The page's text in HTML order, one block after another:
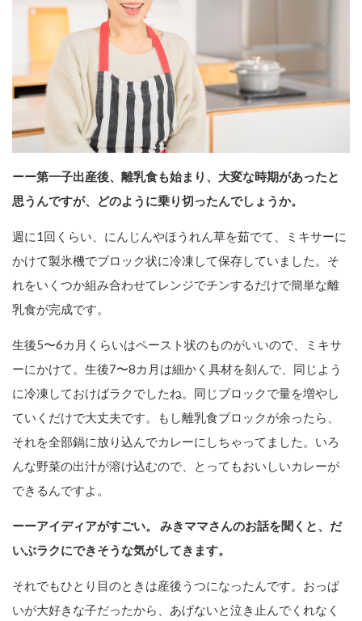
ーー第一子出産後、離乳食も始まり、大変な時期があったと
思うんですが、どのように乗り切ったんでしょうか。
週に1回くらい、にんじんやほうれん草を茹でて、ミキサーに
かけて製氷機でブロック状に冷凍して保存していました。そ
れをいくつか組み合わせてレンジでチンするだけで簡単な離
乳食が完成です。
生後5〜6カ月くらいはペースト状のものがいいので、ミキサ
ーにかけて。生後7〜8カ月は細かく具材を刻んで、同じよう
に冷凍しておけばラクでしたね。同じブロックで量を増やし
ていくだけで大丈夫です。もし離乳食ブロックが余ったら、
それを全部鍋に放り込んでカレーにしちゃってました。いろ
んな野菜の出汁が溶け込むので、とってもおいしいカレーが
できるんですよ。
ーーアイディアがすごい。 みきママさんのお話を聞くと、だ
いぶラクにできそうな気がしてきます。
それでもひとり目のときは産後うつになったんです。おっぱ
いが大好きな子だったから、あげないと泣き止んでくれなく